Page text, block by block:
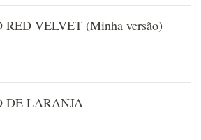
RED VELVET (Minha versão)
DE LARANJA